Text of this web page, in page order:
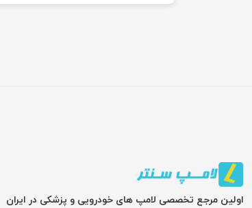
اولین مرجع تخصصی لامپ های خودرویی و پزشکی در ایران